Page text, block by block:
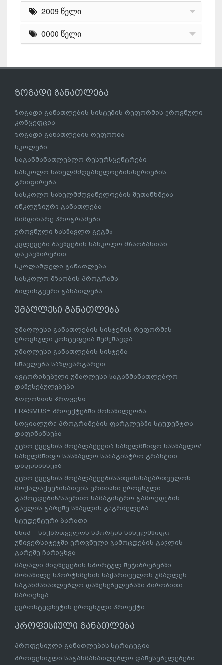
2009 წელი
0000 წელი
ზოგადი განათლება
ზოგადი განათლების სისტემის რეფორმის ეროვნული
კონცეფცია
ზოგადი განათლების რეფორმა
სკოლები
საგანმანათლებლო რესურსცენტრები
სასკოლო სახელმძღვანელოების/სერიების
გრიფირება
სასკოლო სახელმძღვანელოების შეთანხმება
ინკლუზიური განათლება
მიმდინარე პროგრამები
ეროვნული სასწავლო გეგმა
კვლევები ბავშვების სასკოლო მზაობასთან
დაკავშირებით
სკოლამდელი განათლება
სასკოლო მზაობის პროგრამა
ბილინგვური განათლება
უმაღლესი განათლება
უმაღლესი განათლების სისტემის რეფორმის
ეროვნული კონცეფცია შემუშავდა
უმაღლესი განათლების სისტემა
სწავლება საზღვარგარეთ
ავტორიზებული უმაღლესი საგანმანათლებლო
დაწესებულებები
ბოლონიის პროცესი
ERASMUS+ პროექტებში მონაწილეობა
სოციალური პროგრამების ფარგლებში სტუდენტთა
დაფინანსება
უცხო ქვეყნის მოქალაქეეთა სახელმწიფო სასწავლო/
სახელმწიფო სასწავლო სამაგისტრო გრანტით
დაფინანსება
უცხო ქვეყნის მოქალაქეებისათვის/საქართველოს
მოქალაქეებისათვის ერთიანი ეროვნული
გამოცდების/საერთო სამაგისტრო გამოცდების
გავლის გარეშე სწავლის გაგრძელება
სტუდენტური ბარათი
სსიპ – საქართველოს სპორტის სახელმწიფო
უნივერსიტეტში ეროვნული გამოცდების გავლის
გარეშე ჩარიცხვა
მაღალი მიღწევების სპორტულ შეჯიბრებებში
მონაწილე სპორტსმენის საქართველოს უმაღლეს
საგანმანათლებლო დაწესებულებაში პირობითი
ჩარიცხვა
ევროსტუდნეტის ეროვნული პროექტი
პროფესიული განათლება
პროფესიული განათლების სტრატეგია
პროფესიული საგანმანათლებლო დაწესებულებები